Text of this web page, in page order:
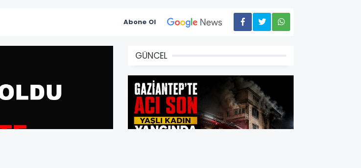
Abone Ol
GÜNCEL